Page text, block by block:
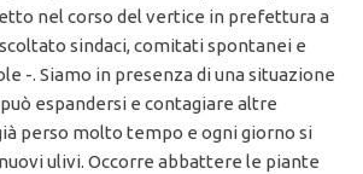
nel corso del vertice in prefettura a
sindaci, comitati spontanei e
-. Siamo in presenza di una situazione
espandersi e contagiare altre
perso molto tempo e ogni giorno si
ulivi. Occorre abbattere le piante